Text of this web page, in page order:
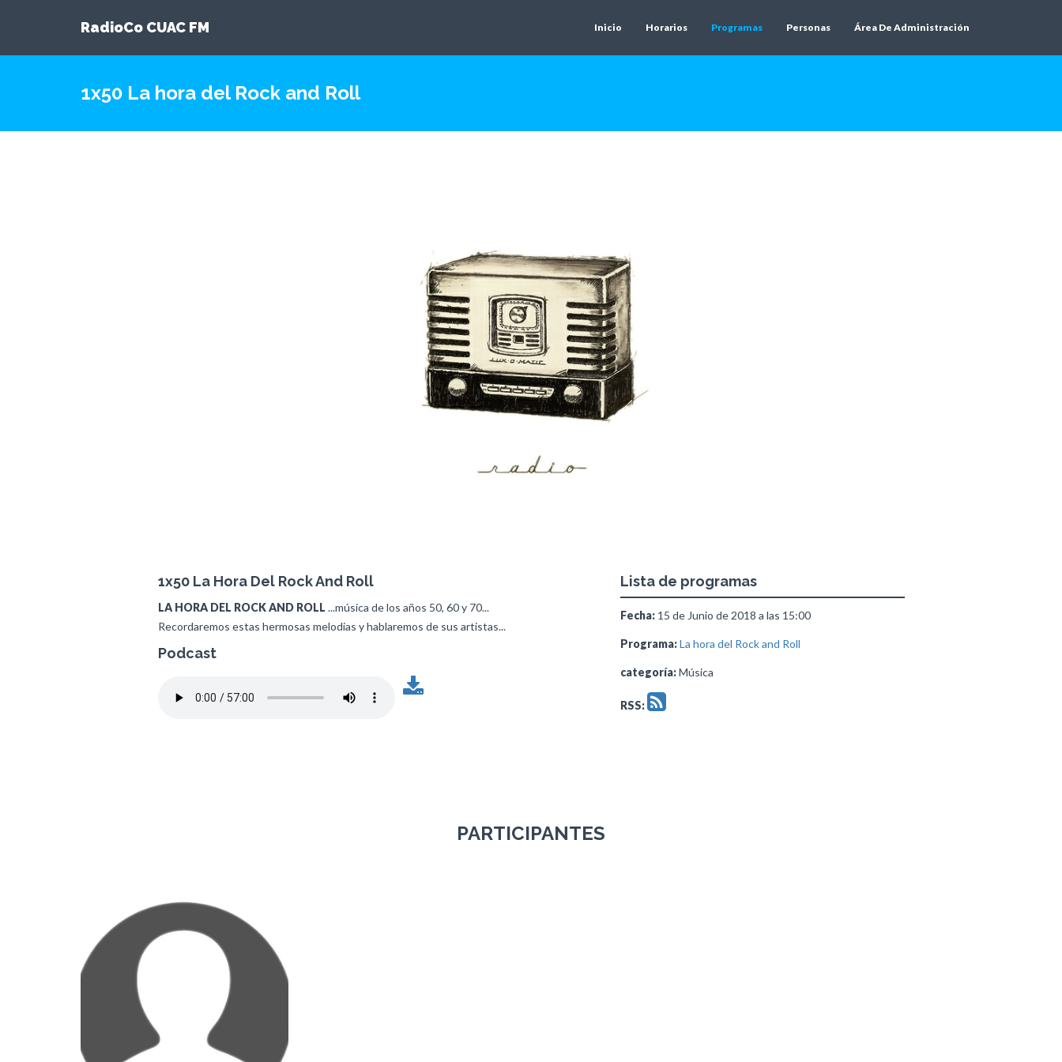
RadioCo CUAC FM Inicio Horarios Programas Personas Área De Administración
1x50 La hora del Rock and Roll
1x50 La Hora Del Rock And Roll
LA HORA DEL ROCK AND ROLL ...música de los años 50, 60 y 70...
Recordaremos estas hermosas melodias y hablaremos de sus artistas...
Podcast
Lista de programas
Fecha:15 de Junio de 2018 a las 15:00
Programa: La hora del Rock and Roll
categoría:Música
RSS:
PARTICIPANTES